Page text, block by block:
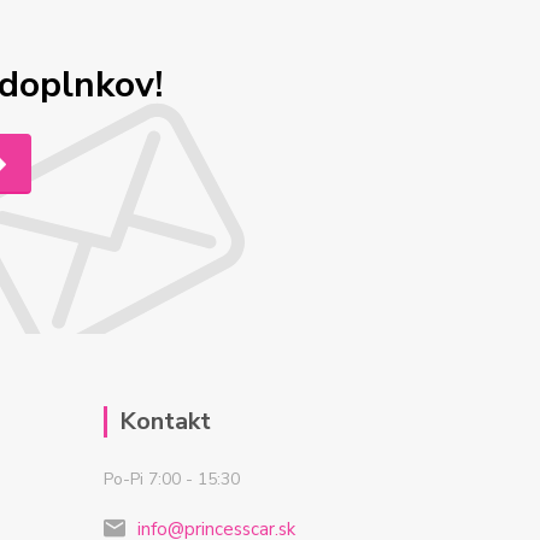
Kontakt
Po-Pi 7:00 - 15:30
info@princesscar.sk